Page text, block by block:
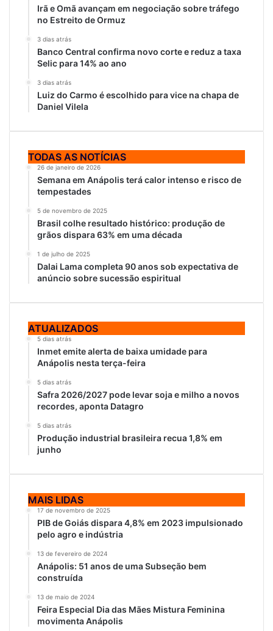
Irã e Omã avançam em negociação sobre tráfego
no Estreito de Ormuz
3 dias atrás
Banco Central confirma novo corte e reduz a taxa
Selic para 14% ao ano
3 dias atrás
Luiz do Carmo é escolhido para vice na chapa de
Daniel Vilela
TODAS AS NOTÍCIAS
26 de janeiro de 2026
Semana em Anápolis terá calor intenso e risco de
tempestades
5 de novembro de 2025
Brasil colhe resultado histórico: produção de
grãos dispara 63% em uma década
1 de julho de 2025
Dalai Lama completa 90 anos sob expectativa de
anúncio sobre sucessão espiritual
ATUALIZADOS
5 dias atrás
Inmet emite alerta de baixa umidade para
Anápolis nesta terça-feira
5 dias atrás
Safra 2026/2027 pode levar soja e milho a novos
recordes, aponta Datagro
5 dias atrás
Produção industrial brasileira recua 1,8% em
junho
MAIS LIDAS
17 de novembro de 2025
PIB de Goiás dispara 4,8% em 2023 impulsionado
pelo agro e indústria
13 de fevereiro de 2024
Anápolis: 51 anos de uma Subseção bem
construída
13 de maio de 2024
Feira Especial Dia das Mães Mistura Feminina
movimenta Anápolis